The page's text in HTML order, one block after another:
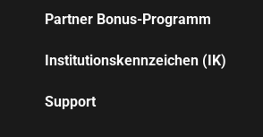
Partner Bonus-Programm
Institutionskennzeichen (IK)
Support